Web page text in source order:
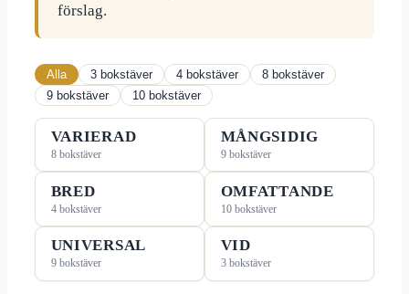
förslag.
Alla 3 bokstäver 4 bokstäver
8 bokstäver
9 bokstäver
10 bokstäver
VARIERAD
8 bokstäver
MÅNGSIDIG
9 bokstäver
BRED
4 bokstäver
OMFATTANDE
10 bokstäver
UNIVERSAL
9 bokstäver
VID
3 bokstäver